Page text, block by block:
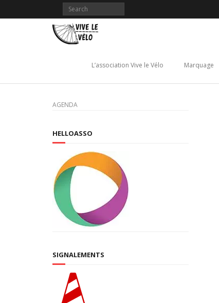
L’association Vive le Vélo Marquage
AGENDA
HELLOASSO
SIGNALEMENTS